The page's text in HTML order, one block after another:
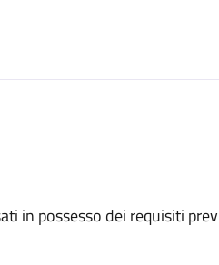
in possesso dei requisiti